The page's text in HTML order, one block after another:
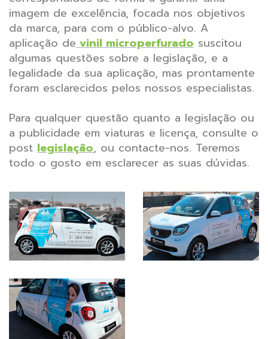
imagem de excelência, focada nos objetivos
da marca, para com o público-alvo. A
aplicação devinil microperfurado suscitou
algumas questões sobre a legislação, e a
legalidade da sua aplicação, mas prontamente
foram esclarecidos pelos nossos especialistas.
Para qualquer questão quanto a legislação ou
a publicidade em viaturas e licença, consulte o
post legislação, ou contacte-nos. Teremos
todo o gosto em esclarecer as suas dúvidas.